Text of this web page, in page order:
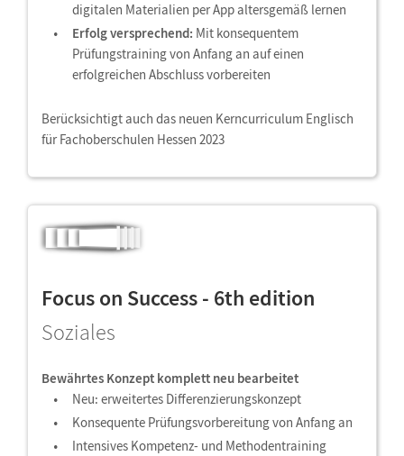
digitalen Materialien per App altersgemäß lernen
Erfolg versprechend: Mit konsequentem
Prüfungstraining von Anfang an auf einen
erfolgreichen Abschluss vorbereiten
Berücksichtigt auch das neuen Kerncurriculum Englisch
für Fachoberschulen Hessen 2023
Focus on Success - 6th edition
Soziales
Bewährtes Konzept komplett neu bearbeitet
Neu: erweitertes Differenzierungskonzept
Konsequente Prüfungsvorbereitung von Anfang an
Intensives Kompetenz- und Methodentraining